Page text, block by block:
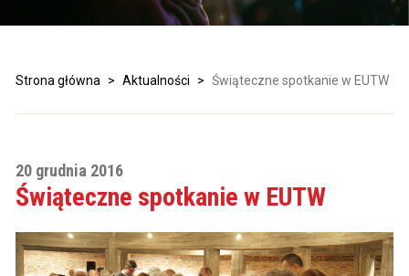
Strona główna > Aktualności > Świąteczne spotkanie w EUTW
20 grudnia 2016
Świąteczne spotkanie w EUTW